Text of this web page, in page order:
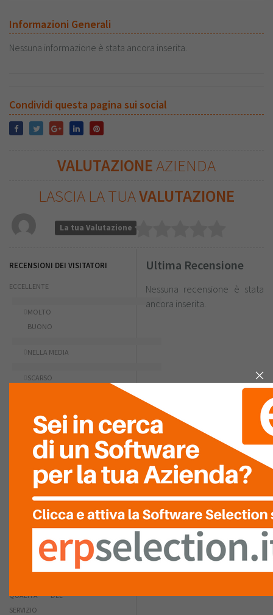
Informazioni Generali
Nessuna informazione è stata ancora inserita.
Condividi questa pagina sui social
VALUTAZIONEAZIENDA
LASCIA LA TUAVALUTAZIONE
La tua Valutazione
RECENSIONI DEI VISITATORI
ECCELLENTE
MOLTO
BUONO
NELLA MEDIA
SCARSO
RIASSUNTO PUNTEGGIO
COMPETENZA
TECNICA
D'INSTALLAZIONE
QUALITÀ DEL
SERVIZIO
Ultima Recensione
Nessuna recensione è stata
ancora inserita.